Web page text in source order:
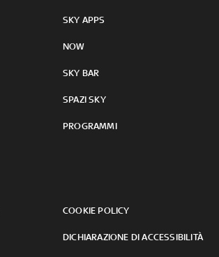
SKY APPS
NOW
SKY BAR
SPAZI SKY
PROGRAMMI
COOKIE POLICY
DICHIARAZIONE DI ACCESSIBILITÀ